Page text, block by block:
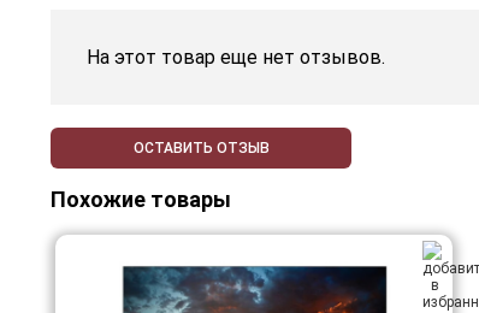
На этот товар еще нет отзывов.
ОСТАВИТЬ ОТЗЫВ
Похожие товары